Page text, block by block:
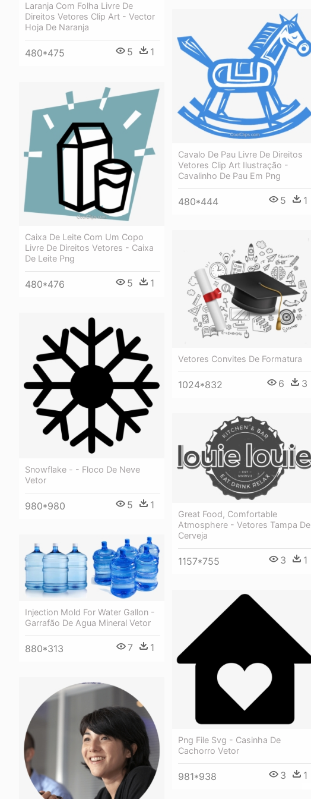
Laranja Com Folha Livre De
Direitos Vetores Clip Art - Vector
Hoja De Naranja
480*475 5 1
Cavalo De Pau Livre De Direitos
Vetores Clip Art Ilustração -
Cavalinho De Pau Em Png
480*444 5 1
Caixa De Leite Com Um Copo
Livre De Direitos Vetores - Caixa
De Leite Png
480*476 5 1
Vetores Convites De Formatura
1024*832 6 3
Snowflake - - Floco De Neve
Vetor
980*980 5 1
Great Food, Comfortable
Atmosphere - Vetores Tampa De
Cerveja
1157*755 3 1
Injection Mold For Water Gallon -
Garrafão De Agua Mineral Vetor
880*313 7 1
Png File Svg - Casinha De
Cachorro Vetor
981*938 3 1